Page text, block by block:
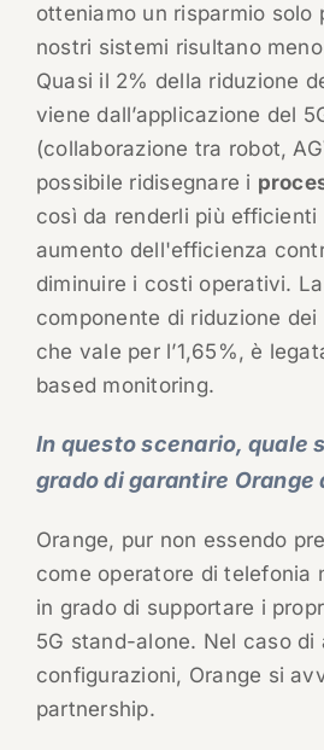
otteniamo un risparmio solo
nostri sistemi risultano
Quasi il 2% della riduzione
viene dall’applicazione del
(collaborazione tra robot,
possibile ridisegnare i
così da renderli più efficienti
aumento dell'efficienza
diminuire i costi operativi.
componente di riduzione
che vale per l’1,65%, è
based monitoring.
In questo scenario, quale
grado di garantire
Orange, pur non essendo
come operatore di telefonia
in grado di supportare i
5G stand-alone. Nel caso di
configurazioni, Orange si
partnership.